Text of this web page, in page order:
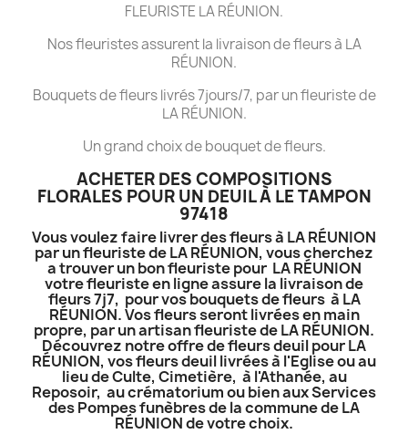
FLEURISTE LA RÉUNION.
Nos fleuristes assurent la livraison de fleurs à LA
RÉUNION.
Bouquets de fleurs livrés 7jours/7, par un fleuriste de
LA RÉUNION.
Un grand choix de bouquet de fleurs.
ACHETER DES COMPOSITIONS
FLORALES POUR UN DEUIL À LE TAMPON
97418
Vous voulez faire livrer des fleurs à LA RÉUNION
par un fleuriste de LA RÉUNION, vous cherchez
a trouver un bon fleuriste pour LA RÉUNION
votre fleuriste en ligne assure la livraison de
fleurs 7j7, pour vos bouquets de fleurs à LA
RÉUNION. Vos fleurs seront livrées en main
propre, par un artisan fleuriste de LA RÉUNION.
Découvrez notre offre de fleurs deuil pour LA
RÉUNION, vos fleurs deuil livrées à l'Eglise ou au
lieu de Culte, Cimetière, à l'Athanée, au
Reposoir, au crématorium ou bien aux Services
des Pompes funèbres de la commune de LA
RÉUNION de votre choix.